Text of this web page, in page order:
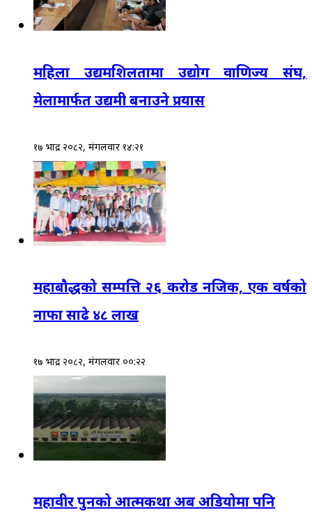
महिला उद्यमशिलतामा उद्योग वाणिज्य संघ,
मेलामार्फत उद्यमी बनाउने प्रयास
१७ भाद्र २०८२, मंगलवार १४:२१
महाबौद्धको सम्पत्ति २६ करोड नजिक, एक वर्षको
नाफा साढे ४८ लाख
१७ भाद्र २०८२, मंगलवार ००:२२
महावीर पुनको आत्मकथा अब अडियोमा पनि